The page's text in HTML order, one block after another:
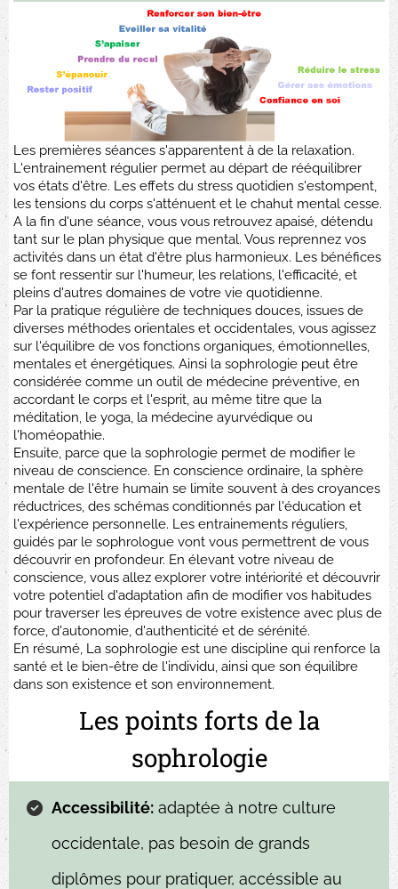
Les premières séances s'apparentent à de la relaxation.
L'entrainement régulier permet au départ de rééquilibrer
vos états d'être. Les effets du stress quotidien s'estompent,
les tensions du corps s'atténuent et le chahut mental cesse.
A la fin d'une séance, vous vous retrouvez apaisé, détendu
tant sur le plan physique que mental. Vous reprennez vos
activités dans un état d'être plus harmonieux. Les bénéfices
se font ressentir sur l'humeur, les relations, l'efficacité, et
pleins d'autres domaines de votre vie quotidienne.
Par la pratique régulière de techniques douces, issues de
diverses méthodes orientales et occidentales, vous agissez
sur l'équilibre de vos fonctions organiques, émotionnelles,
mentales et énergétiques. Ainsi la sophrologie peut être
considérée comme un outil de médecine préventive, en
accordant le corps et l'esprit, au même titre que la
méditation, le yoga, la médecine ayurvédique ou
l'homéopathie.
Ensuite, parce que la sophrologie permet de modifier le
niveau de conscience. En conscience ordinaire, la sphère
mentale de l'être humain se limite souvent à des croyances
réductrices, des schémas conditionnés par l'éducation et
l'expérience personnelle. Les entrainements réguliers,
guidés par le sophrologue vont vous permettrent de vous
découvrir en profondeur. En élevant votre niveau de
conscience, vous allez explorer votre intériorité et découvrir
votre potentiel d'adaptation afin de modifier vos habitudes
pour traverser les épreuves de votre existence avec plus de
force, d'autonomie, d'authenticité et de sérénité.
En résumé, La sophrologie est une discipline qui renforce la
santé et le bien-être de l'individu, ainsi que son équilibre
dans son existence et son environnement.
Les points forts de la
sophrologie
Accessibilité: adaptée à notre culture
occidentale, pas besoin de grands
diplômes pour pratiquer, accéssible au